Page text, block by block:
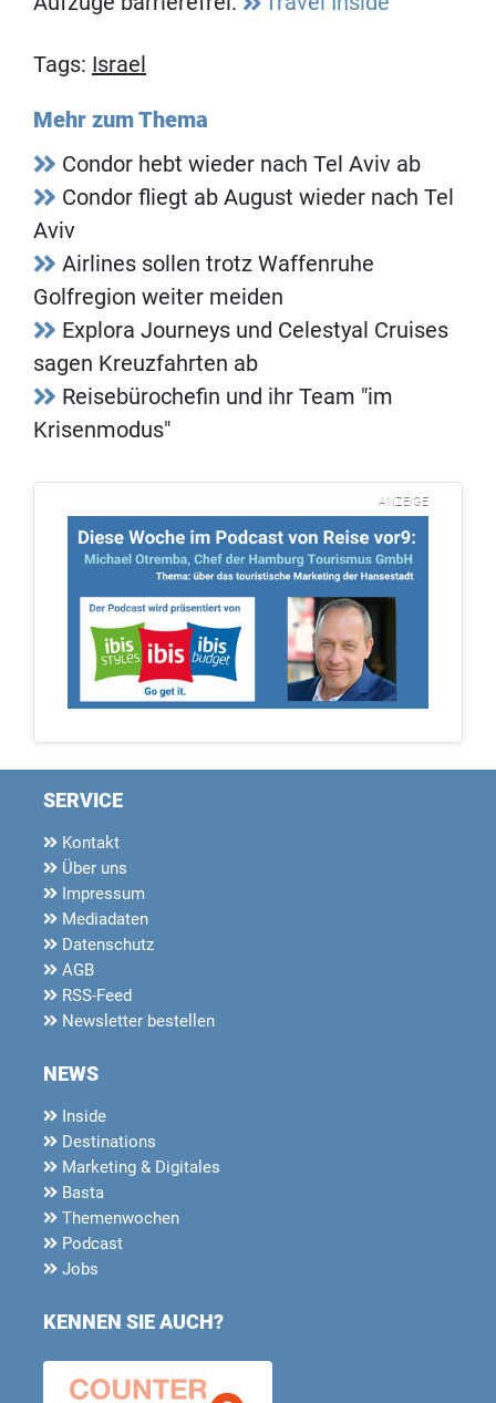
Tags: Israel
Mehr zum Thema
Condor hebt wieder nach Tel Aviv ab
Condor fliegt ab August wieder nach Tel
Aviv
Airlines sollen trotz Waffenruhe
Golfregion weiter meiden
Explora Journeys und Celestyal Cruises
sagen Kreuzfahrten ab
Reisebürochefin und ihr Team "im
Krisenmodus"
ANZEIGE
SERVICE
Kontakt
Über uns
Impressum
Mediadaten
Datenschutz
AGB
RSS-Feed
Newsletter bestellen
NEWS
Inside
Destinations
Marketing & Digitales
Basta
Themenwochen
Podcast
Jobs
KENNEN SIE AUCH?